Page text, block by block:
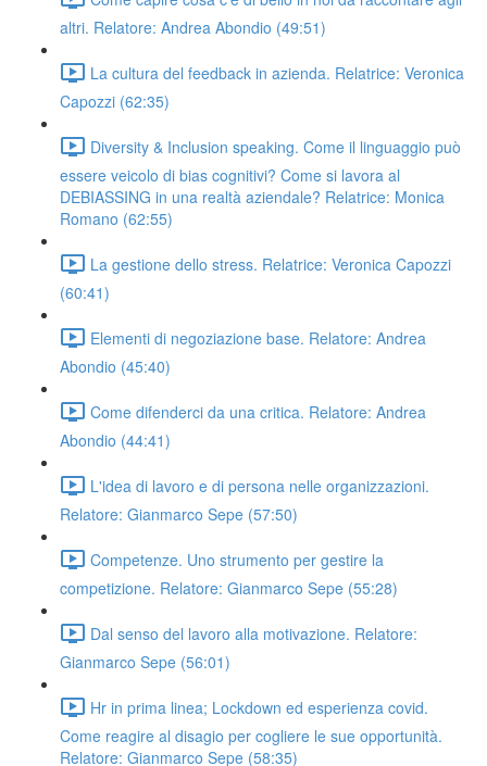
altri. Relatore: Andrea Abondio (49:51)
La cultura del feedback in azienda. Relatrice: Veronica
Capozzi (62:35)
Diversity & Inclusion speaking. Come il linguaggio può
essere veicolo di bias cognitivi? Come si lavora al
DEBIASSING in una realtà aziendale? Relatrice: Monica
Romano (62:55)
La gestione dello stress. Relatrice: Veronica Capozzi
(60:41)
Elementi di negoziazione base. Relatore: Andrea
Abondio (45:40)
Come difenderci da una critica. Relatore: Andrea
Abondio (44:41)
L'idea di lavoro e di persona nelle organizzazioni.
Relatore: Gianmarco Sepe (57:50)
Competenze. Uno strumento per gestire la
competizione. Relatore: Gianmarco Sepe (55:28)
Dal senso del lavoro alla motivazione. Relatore:
Gianmarco Sepe (56:01)
Hr in prima linea; Lockdown ed esperienza covid.
Come reagire al disagio per cogliere le sue opportunità.
Relatore: Gianmarco Sepe (58:35)